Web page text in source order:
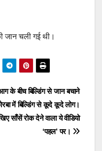
जान चली गई थी।
के बीच बिल्डिंग से जान बचाने
में बिल्डिंग से कूदे कूदे लोग।
साँसें रोक देने वाला ये वीडियो
‘पहल’ पर।